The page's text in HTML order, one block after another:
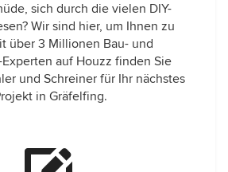
sich durch die vielen DIY-
Wir sind hier, um Ihnen zu
über 3 Millionen Bau- und
auf Houzz finden Sie
und Schreiner für Ihr nächstes
in Gräfelfing.